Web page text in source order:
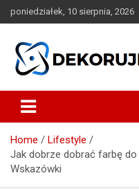
to
poniedziałek, 10 sierpnia, 2026
dekorujemy-
Home
Lifestyle
Jak dobrze dobrać farbę
Wskazówki